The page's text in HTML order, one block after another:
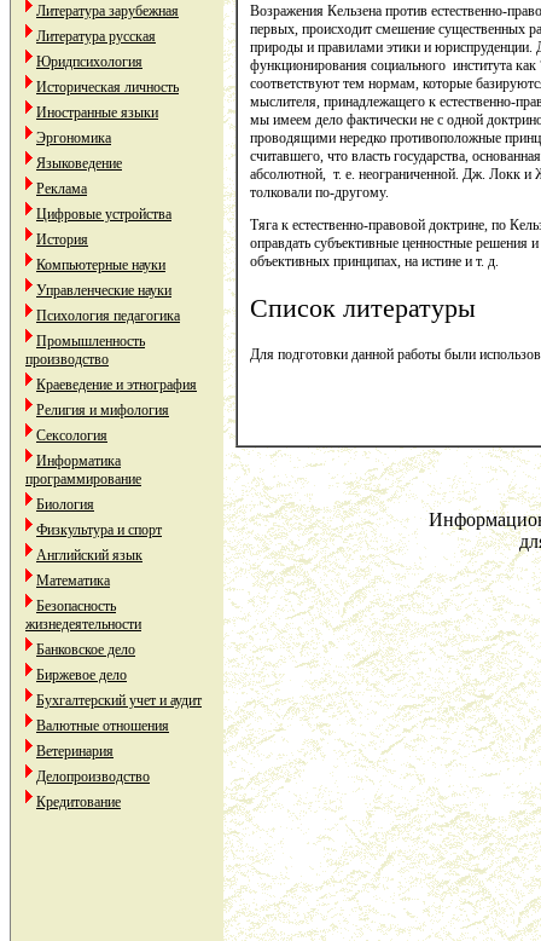
Литература зарубежная
Литература русская
Юридпсихология
Историческая личность
Иностранные языки
Эргономика
Языковедение
Реклама
Цифровые устройства
История
Компьютерные науки
Управленческие науки
Психология педагогика
Промышленность
производство
Краеведение и этнография
Религия и мифология
Сексология
Информатика
программирование
Биология
Физкультура и спорт
Английский язык
Математика
Безопасность
жизнедеятельности
Банковское дело
Биржевое дело
Бухгалтерский учет и аудит
Валютные отношения
Ветеринария
Делопроизводство
Кредитование
Возражения Кельзена против естественно-
первых, происходит смешение существенных
природы и правилами этики и юриспруденции.
функционирования социального института как
соответствуют тем нормам, которые
мыслителя, принадлежащего к естественно-
мы имеем дело фактически не с одной
проводящими нередко противоположные
считавшего, что власть государства,
абсолютной, т. е. неограниченной. Дж. Локк
толковали по-другому.
Тяга к естественно-правовой доктрине, по
оправдать субъективные ценностные решения
объективных принципах, на истине и т. д.
Список литературы
Для подготовки данной работы были